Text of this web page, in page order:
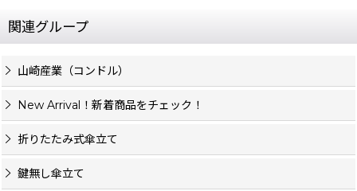
関連グループ
山崎産業（コンドル）
New Arrival！新着商品をチェック！
折りたたみ式傘立て
鍵無し傘立て